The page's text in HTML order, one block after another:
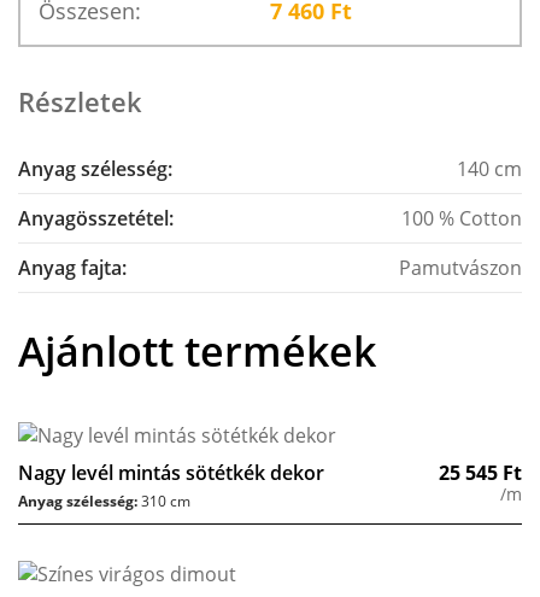
Összesen: 7 460 Ft
Részletek
Anyag szélesség:
140 cm
Anyagösszetétel:
100 % Cotton
Anyag fajta:
Pamutvászon
Ajánlott termékek
Nagy levél mintás sötétkék dekor 25 545 Ft
/m
Anyag szélesség:310 cm